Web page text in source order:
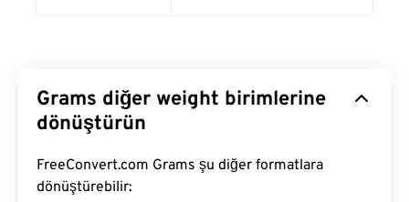
Grams diğer weight birimlerine
dönüştürün
FreeConvert.com Grams şu diğer formatlara
dönüştürebilir: